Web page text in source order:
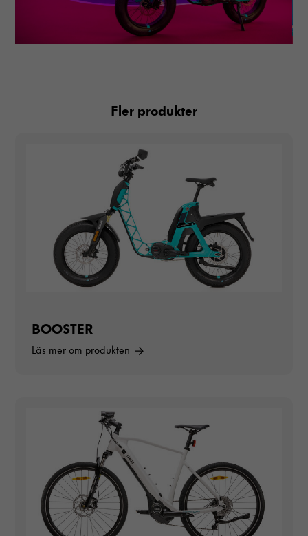
Fler produkter
BOOSTER
Läs mer om produkten
Nödvändiga
Dessa cookies
går inte att